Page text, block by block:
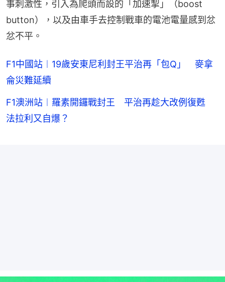
事刺激性，引入為爬頭而設的「加速掣」（boost
button），以及由車手去控制戰車的電池電量感到忿
忿不平。
F1中國站︱19歲安東尼利封王平治再「包Q」 麥拿
侖災難延續
F1澳洲站︱羅素開鑼戰封王 平治再趁大改例復甦
法拉利又自爆？